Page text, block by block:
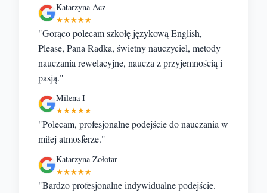
Katarzyna Acz
★★★★★
"Gorąco polecam szkołę językową English,
Please, Pana Radka, świetny nauczyciel, metody
nauczania rewelacyjne, naucza z przyjemnością i
pasją."
Milena I
★★★★★
"Polecam, profesjonalne podejście do nauczania w
miłej atmosferze."
Katarzyna Zołotar
★★★★★
"Bardzo profesjonalne indywidualne podejście.